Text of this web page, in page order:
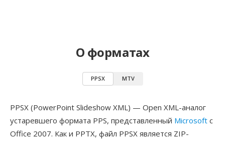
О форматах
PPSX MTV
PPSX (PowerPoint Slideshow XML) — Open XML-аналог
устаревшего формата PPS, представленный Microsoft с
Office 2007. Как и PPTX, файл PPSX является ZIP-